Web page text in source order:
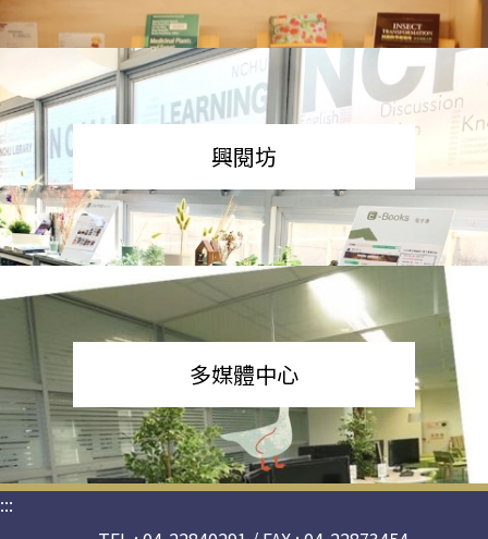
興閱坊
多媒體中心
:::